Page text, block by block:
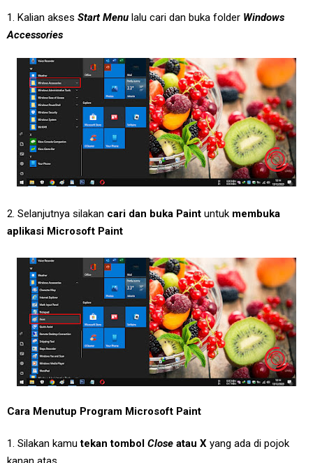
1. Kalian akses Start Menu lalu cari dan buka folder Windows
Accessories
2. Selanjutnya silakan cari dan buka Paint untuk membuka
aplikasi Microsoft Paint
Cara Menutup Program Microsoft Paint
1. Silakan kamutekan tombol Close atau X yang ada di pojok